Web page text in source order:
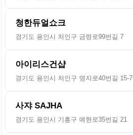
청한듀얼쇼크
경기도 용인시 처인구 금령로99번길 7
아이리스건샵
경기도 용인시 처인구 명지로40번길 15-7
사쟈 SAJHA
경기도 용인시 기흥구 예현로35번길 21